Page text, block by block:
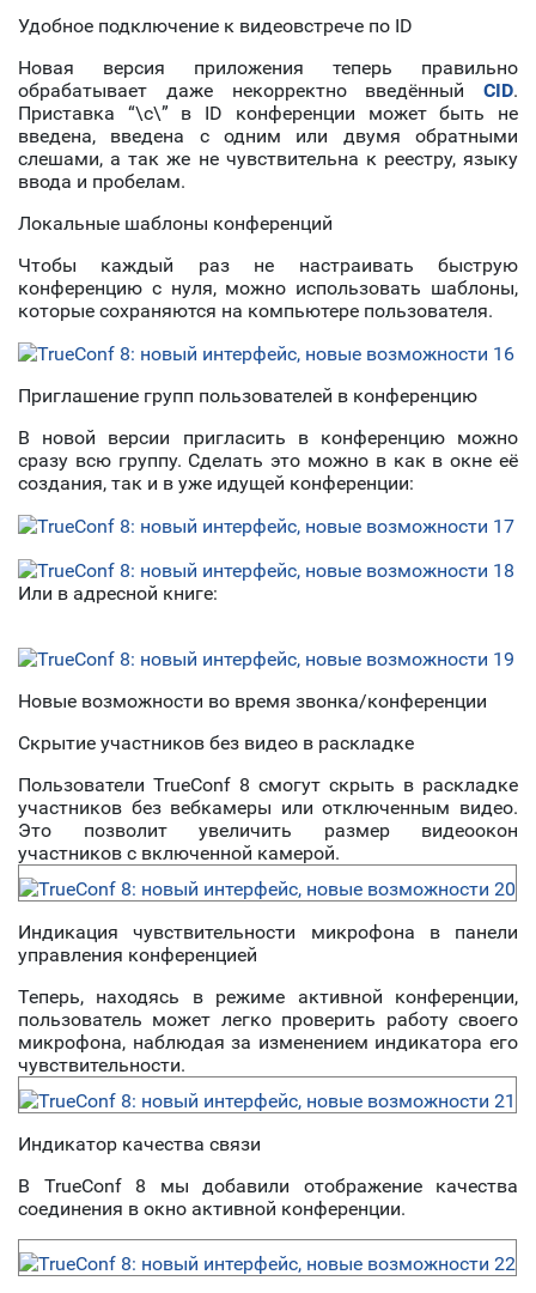
Удобное подключение к видеовстрече по ID
Новая версия приложения теперь правильно
обрабатывает даже некорректно введённый CID.
Приставка “\с\” в ID конференции может быть не
введена, введена с одним или двумя обратными
слешами, а так же не чувствительна к реестру, языку
ввода и пробелам.
Локальные шаблоны конференций
Чтобы каждый раз не настраивать быструю
конференцию с нуля, можно использовать шаблоны,
которые сохраняются на компьютере пользователя.
Приглашение групп пользователей в конференцию
В новой версии пригласить в конференцию можно
сразу всю группу. Сделать это можно в как в окне её
создания, так и в уже идущей конференции:
Или в адресной книге:
Новые возможности во время звонка/конференции
Скрытие участников без видео в раскладке
Пользователи TrueConf 8 смогут скрыть в раскладке
участников без вебкамеры или отключенным видео.
Это позволит увеличить размер видеоокон
участников с включенной камерой.
Индикация чувствительности микрофона в панели
управления конференцией
Теперь, находясь в режиме активной конференции,
пользователь может легко проверить работу своего
микрофона, наблюдая за изменением индикатора его
чувствительности.
Индикатор качества связи
В TrueConf 8 мы добавили отображение качества
соединения в окно активной конференции.